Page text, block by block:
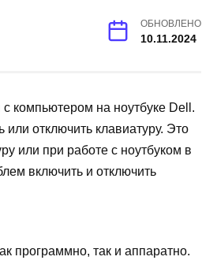
ОБНОВЛЕНО
10.11.2024
компьютером на ноутбуке Dell.
отключить клавиатуру. Это
или при работе с ноутбуком в
включить и отключить
программно, так и аппаратно.